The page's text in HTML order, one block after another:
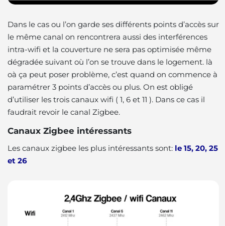
Dans le cas ou l’on garde ses différents points d’accès sur
le même canal on rencontrera aussi des interférences
intra-wifi et la couverture ne sera pas optimisée même
dégradée suivant où l’on se trouve dans le logement. là
oà ça peut poser problème, c’est quand on commence à
paramétrer 3 points d’accès ou plus. On est obligé
d’utiliser les trois canaux wifi ( 1, 6 et 11 ). Dans ce cas il
faudrait revoir le canal Zigbee.
Canaux Zigbee intéressants
Les canaux zigbee les plus intéressants sont: le 15, 20, 25
et 26